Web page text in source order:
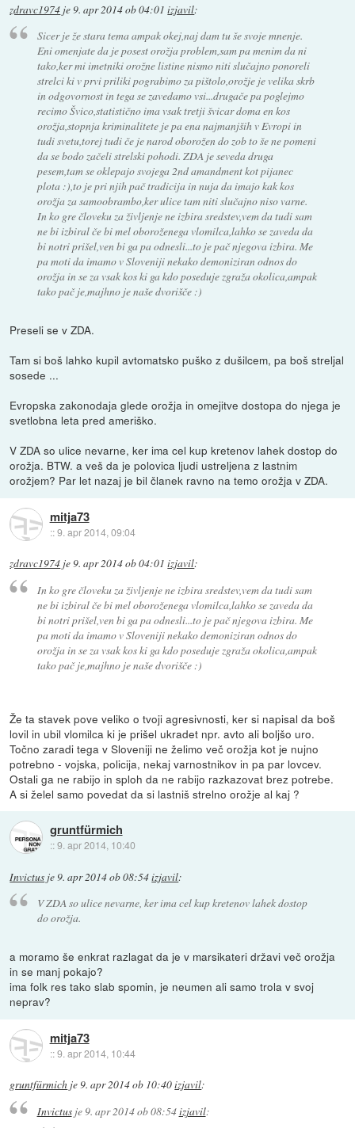
zdravc1974 je9. apr 2014 ob 04:01 izjavil:
Sicer je že stara tema ampak okej,naj dam tu še svoje mnenje.
Eni omenjate da je posest orožja problem,sam pa menim da ni
tako,ker mi imetniki orožne listine nismo niti slučajno ponoreli
strelci ki v prvi priliki pograbimo za pištolo,orožje je velika skrb
in odgovornost in tega se zavedamo vsi...drugače pa poglejmo
recimo Švico,statistično ima vsak tretji švicar doma en kos
orožja,stopnja kriminalitete je pa ena najmanjših v Evropi in
tudi svetu,torej tudi če je narod oborožen do zob to še ne pomeni
da se bodo začeli strelski pohodi. ZDA je seveda druga
pesem,tam se oklepajo svojega 2nd amandment kot pijanec
plota :),to je pri njih pač tradicija in nuja da imajo kak kos
orožja za samoobrambo,ker ulice tam niti slučajno niso varne.
In ko gre človeku za življenje ne izbira sredstev,vem da tudi sam
ne bi izbiral če bi mel oboroženega vlomilca,lahko se zaveda da
bi notri prišel,ven bi ga pa odnesli...to je pač njegova izbira. Me
pa moti da imamo v Sloveniji nekako demoniziran odnos do
orožja in se za vsak kos ki ga kdo poseduje zgraža okolica,ampak
tako pač je,majhno je naše dvorišče :)
Preseli se v ZDA.
Tam si boš lahko kupil avtomatsko puško z dušilcem, pa boš streljal
sosede ...
Evropska zakonodaja glede orožja in omejitve dostopa do njega je
svetlobna leta pred ameriško.
V ZDA so ulice nevarne, ker ima cel kup kretenov lahek dostop do
orožja. BTW. a veš da je polovica ljudi ustreljena z lastnim
orožjem? Par let nazaj je bil članek ravno na temo orožja v ZDA.
mitja73
::9. apr 2014, 09:04
zdravc1974 je9. apr 2014 ob 04:01 izjavil:
In ko gre človeku za življenje ne izbira sredstev,vem da tudi sam
ne bi izbiral če bi mel oboroženega vlomilca,lahko se zaveda da
bi notri prišel,ven bi ga pa odnesli...to je pač njegova izbira. Me
pa moti da imamo v Sloveniji nekako demoniziran odnos do
orožja in se za vsak kos ki ga kdo poseduje zgraža okolica,ampak
tako pač je,majhno je naše dvorišče :)
Že ta stavek pove veliko o tvoji agresivnosti, ker si napisal da boš
lovil in ubil vlomilca ki je prišel ukradet npr. avto ali boljšo uro.
Točno zaradi tega v Sloveniji ne želimo več orožja kot je nujno
potrebno - vojska, policija, nekaj varnostnikov in pa par lovcev.
Ostali ga ne rabijo in sploh da ne rabijo razkazovat brez potrebe.
A si želel samo povedat da si lastniš strelno orožje al kaj ?
gruntfürmich
::9. apr 2014, 10:40
Invictus je9. apr 2014 ob 08:54izjavil:
V ZDA so ulice nevarne, ker ima cel kup kretenov lahek dostop
do orožja.
a moramo še enkrat razlagat da je v marsikateri državi več orožja
in se manj pokajo?
ima folk res tako slab spomin, je neumen ali samo trola v svoj
neprav?
mitja73
::9. apr 2014, 10:44
gruntfürmich je9. apr 2014 ob 10:40izjavil:
Invictusje9. apr 2014 ob 08:54izjavil: